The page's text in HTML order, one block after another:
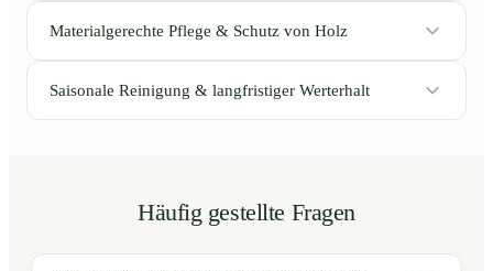
Materialgerechte Pflege & Schutz von Holz
Saisonale Reinigung & langfristiger Werterhalt
Häufig gestellte Fragen